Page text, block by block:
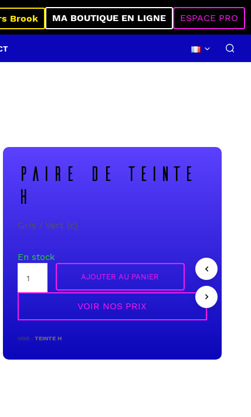
Brook MA BOUTIQUE EN LIGNE ESPACE PRO
PAIRE DE TEINTE
H
VOIR NOS PRIX
Gris / Vert (c)
En stock
AJOUTER AU PANIER
UGS : TEINTE H